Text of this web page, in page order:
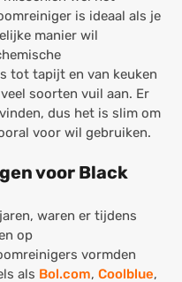
is ideaal als je
manier wil
tot tapijt en van keuken
soorten vuil aan. Er
dus het is slim om
voor wil gebruiken.
voor Black
waren er tijdens
op
vormden
als Bol.com, Coolblue,